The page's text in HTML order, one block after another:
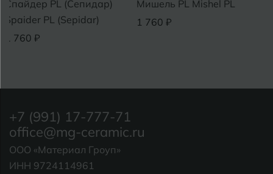
Спайдер PL (Сепидар)
Spaider PL (Sepidar)
1 760 ₽
Мишель PL Mishel PL
1 760 ₽
+7 (991) 17-777-71
office@mg-ceramic.ru
ООО «Материал Гроуп»
ИНН 9724114961